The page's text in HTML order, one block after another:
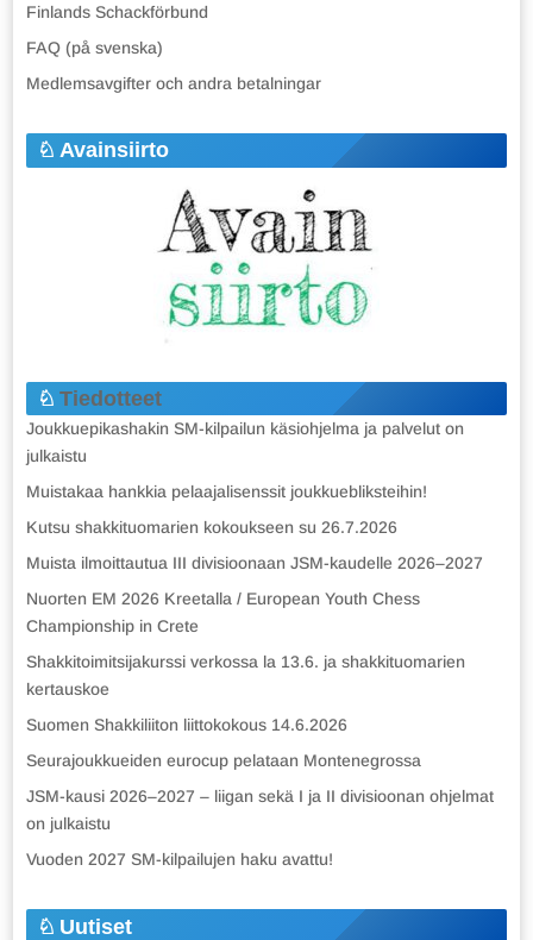
Finlands Schackförbund
FAQ (på svenska)
Medlemsavgifter och andra betalningar
Avainsiirto
Tiedotteet
Joukkuepikashakin SM-kilpailun käsiohjelma ja palvelut on
julkaistu
Muistakaa hankkia pelaajalisenssit joukkuebliksteihin!
Kutsu shakkituomarien kokoukseen su 26.7.2026
Muista ilmoittautua III divisioonaan JSM-kaudelle 2026–2027
Nuorten EM 2026 Kreetalla / European Youth Chess
Championship in Crete
Shakkitoimitsijakurssi verkossa la 13.6. ja shakkituomarien
kertauskoe
Suomen Shakkiliiton liittokokous 14.6.2026
Seurajoukkueiden eurocup pelataan Montenegrossa
JSM-kausi 2026–2027 – liigan sekä I ja II divisioonan ohjelmat
on julkaistu
Vuoden 2027 SM-kilpailujen haku avattu!
Uutiset